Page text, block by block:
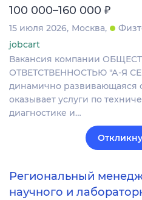
100 000–160 000 ₽
15 июля 2026 Москва
jobcart
Вакансия компании
ОТВЕТСТВЕННОСТЬЮ "А-Я
динамично развивающаяся
оказывает услуги по
диагностике и…
Региональный
научного и